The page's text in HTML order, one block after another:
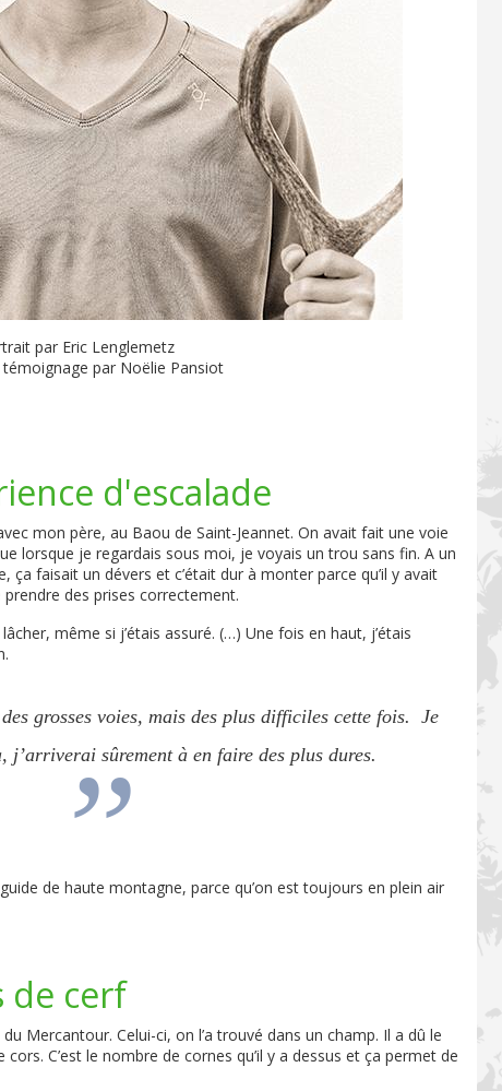
par Eric Lenglemetz
témoignage par Noëlie Pansiot
d'escalade
mon père, au Baou de Saint-Jeannet. On avait fait une voie
lorsque je regardais sous moi, je voyais un trou sans fin. A un
faisait un dévers et c’était dur à monter parce qu’il y avait
des prises correctement.
même si j’étais assuré. (…) Une fois en haut, j’étais
grosses voies, mais des plus difficiles cette fois. Je
sûrement à en faire des plus dures.
de haute montagne, parce qu’on est toujours en plein air
de cerf
Mercantour. Celui-ci, on l’a trouvé dans un champ. Il a dû le
cors. C’est le nombre de cornes qu’il y a dessus et ça permet de